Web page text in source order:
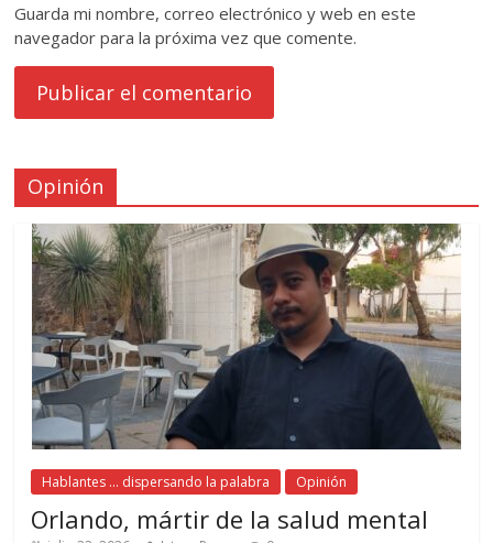
Guarda mi nombre, correo electrónico y web en este
navegador para la próxima vez que comente.
Opinión
Hablantes ... dispersando la palabra Opinión
Orlando, mártir de la salud mental